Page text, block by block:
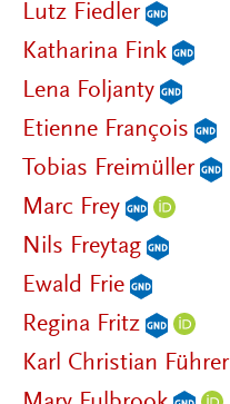
Lutz Fiedler
Katharina Fink
Lena Foljanty
Etienne François
Tobias Freimüller
Marc Frey
Nils Freytag
Ewald Frie
Regina Fritz
Karl Christian Führer